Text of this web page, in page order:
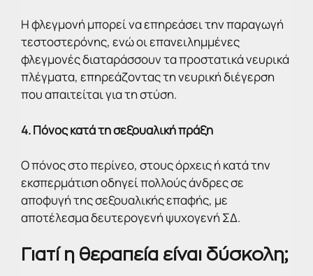
Η φλεγμονή μπορεί να επηρεάσει την παραγωγή
τεστοστερόνης, ενώ οι επανειλημμένες
φλεγμονές διαταράσσουν τα προστατικά νευρικά
πλέγματα, επηρεάζοντας τη νευρική διέγερση
που απαιτείται για τη στύση.
4. Πόνος κατά τη σεξουαλική πράξη
Ο πόνος στο περίνεο, στους όρχεις ή κατά την
εκσπερμάτιση οδηγεί πολλούς άνδρες σε
αποφυγή της σεξουαλικής επαφής, με
αποτέλεσμα δευτερογενή ψυχογενή ΣΔ.
Γιατί η θεραπεία είναι δύσκολη;